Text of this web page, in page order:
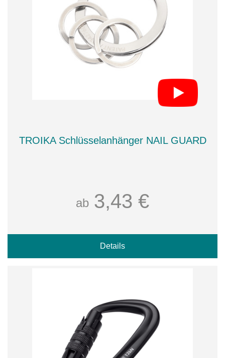
TROIKA Schlüsselanhänger NAIL GUARD
ab 3,43 €
Details